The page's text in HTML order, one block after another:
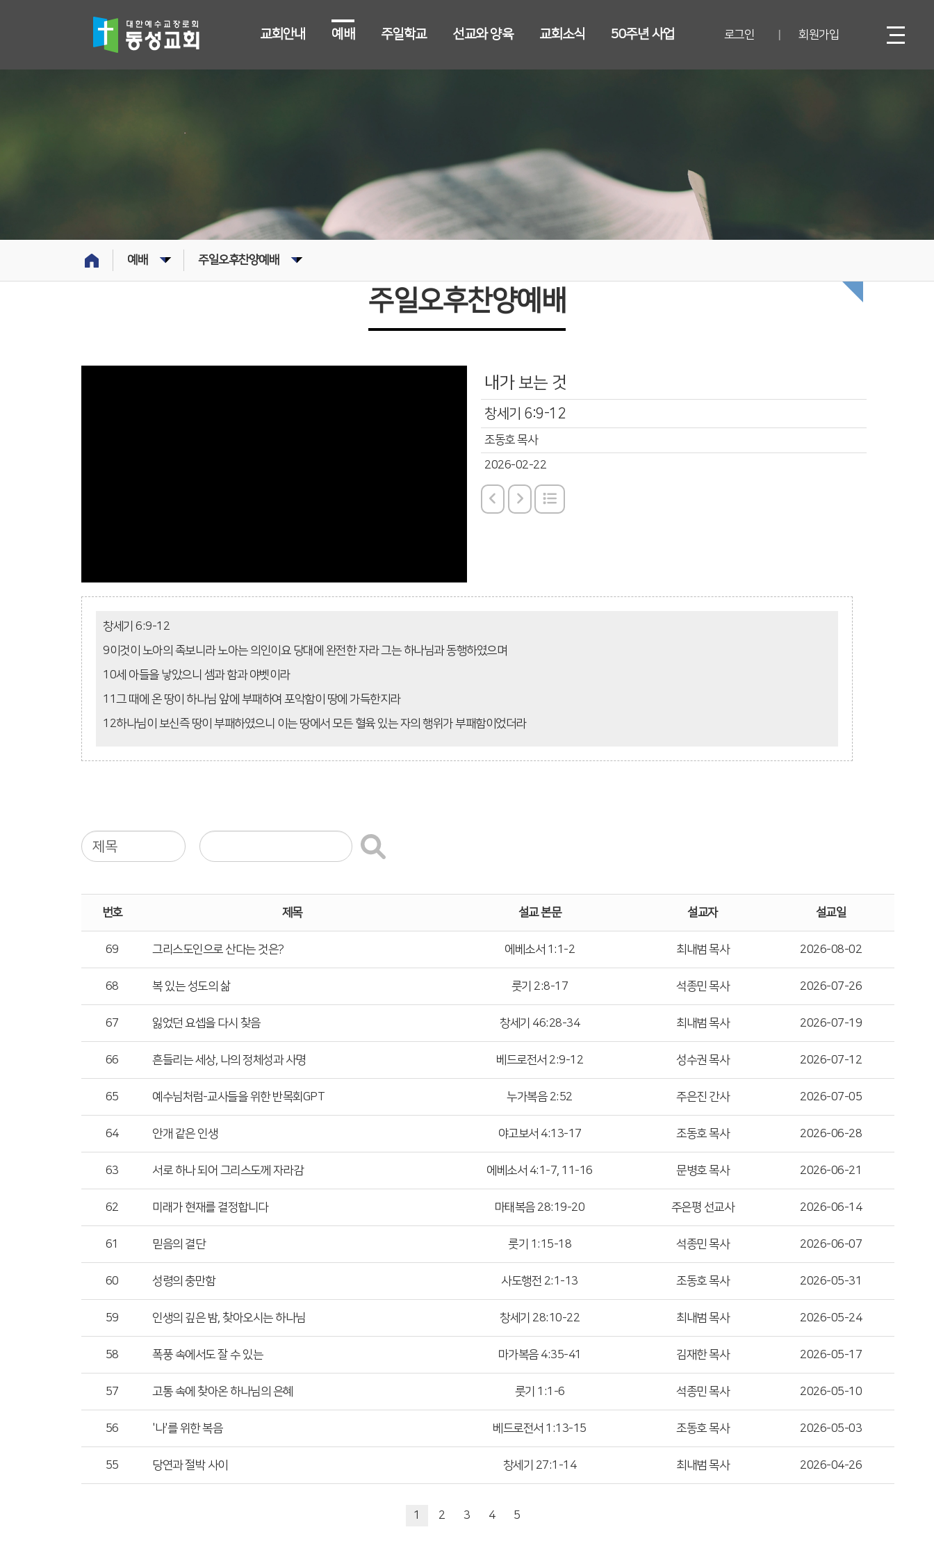
교회안내 예배 주일학교 선교와 양육 교회소식 50주년 사업 로그인 회원가입
예배 주일오후찬양예배
주일오후찬양예배
내가 보는 것
창세기 6:9-12
조동호 목사
2026-02-22
창세기 6:9-12
9이것이 노아의 족보니라 노아는 의인이요 당대에 완전한 자라 그는 하나님과 동행하였으며
10세 아들을 낳았으니 셈과 함과 야벳이라
11그 때에 온 땅이 하나님 앞에 부패하여 포악함이 땅에 가득한지라
12하나님이 보신즉 땅이 부패하였으니 이는 땅에서 모든 혈육 있는 자의 행위가 부패함이었더라
번호 제목 설교 본문 설교자 설교일
69 그리스도인으로 산다는 것은? 에베소서 1:1-2 최내범 목사 2026-08-02
68 복 있는 성도의 삶 룻기 2:8-17 석종민 목사 2026-07-26
67 잃었던 요셉을 다시 찾음 창세기 46:28-34 최내범 목사 2026-07-19
66 흔들리는 세상, 나의 정체성과 사명 베드로전서 2:9-12 성수권 목사 2026-07-12
65 예수님처럼-교사들을 위한 반목회GPT 누가복음 2:52 주은진 간사 2026-07-05
64 안개 같은 인생 야고보서 4:13-17 조동호 목사 2026-06-28
63 서로 하나 되어 그리스도께 자라감 에베소서 4:1-7, 11-16 문병호 목사 2026-06-21
62 미래가 현재를 결정합니다 마태복음 28:19-20 주은평 선교사 2026-06-14
61 믿음의 결단 룻기 1:15-18 석종민 목사 2026-06-07
60 성령의 충만함 사도행전 2:1-13 조동호 목사 2026-05-31
59 인생의 깊은 밤, 찾아오시는 하나님 창세기 28:10-22 최내범 목사 2026-05-24
58 폭풍 속에서도 잘 수 있는 마가복음 4:35-41 김재한 목사 2026-05-17
57 고통 속에 찾아온 하나님의 은혜 룻기 1:1-6 석종민 목사 2026-05-10
56 '나'를 위한 복음 베드로전서 1:13-15 조동호 목사 2026-05-03
55 당연과 절박 사이 창세기 27:1-14 최내범 목사 2026-04-26
1 2 3 4 5